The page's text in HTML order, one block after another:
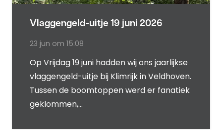
Vlaggengeld-uitje 19 juni 2026
23 jun om 15:08
Op Vrijdag 19 juni hadden wij ons jaarlijkse
vlaggengeld-uitje bij Klimrijk in Veldhoven.
Tussen de boomtoppen werd er fanatiek
geklommen,…